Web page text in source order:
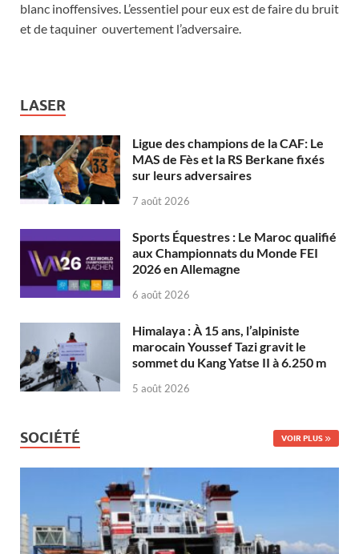
blanc inoffensives. L’essentiel pour eux est de faire du bruit
et de taquiner ouvertement l’adversaire.
LASER
Ligue des champions de la CAF: Le
MAS de Fès et la RS Berkane fixés
sur leurs adversaires
7 août 2026
Sports Équestres : Le Maroc qualifié
aux Championnats du Monde FEI
2026 en Allemagne
6 août 2026
Himalaya : À 15 ans, l’alpiniste
marocain Youssef Tazi gravit le
sommet du Kang Yatse II à 6.250 m
5 août 2026
SOCIÉTÉ VOIR PLUS